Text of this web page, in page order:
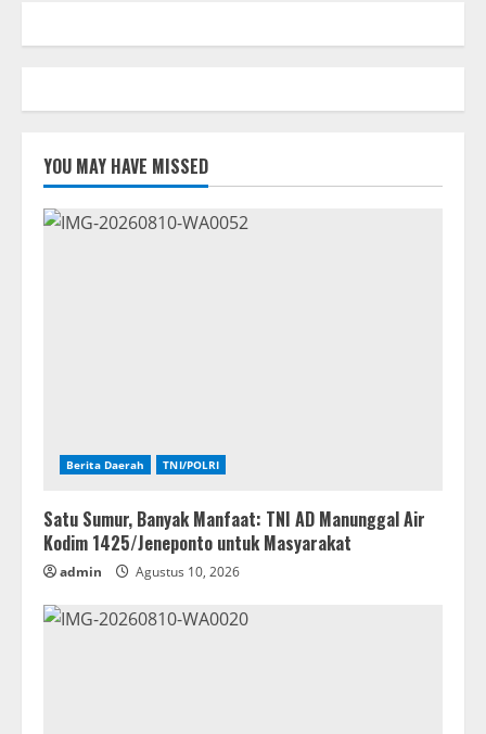
YOU MAY HAVE MISSED
Berita Daerah TNI/POLRI
Satu Sumur, Banyak Manfaat: TNI AD Manunggal Air
Kodim 1425/Jeneponto untuk Masyarakat
admin Agustus 10, 2026